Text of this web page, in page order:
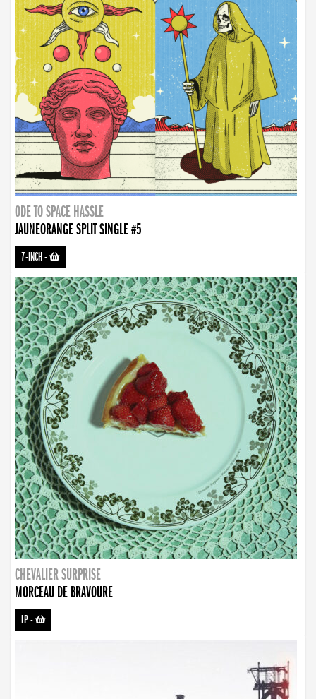
ODE TO SPACE HASSLE
JAUNEORANGE SPLIT SINGLE #5
7-INCH-
CHEVALIER SURPRISE
MORCEAU DE BRAVOURE
LP-